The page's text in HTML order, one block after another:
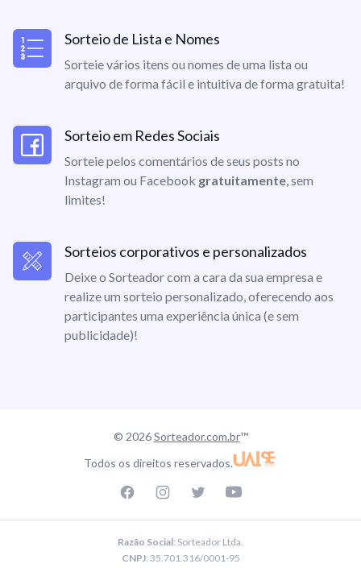
Sorteio de Lista e Nomes
Sorteie vários itens ou nomes de uma lista ou
arquivo de forma fácil e intuitiva de forma gratuita!
Sorteio em Redes Sociais
Sorteie pelos comentários de seus posts no
Instagram ou Facebook gratuitamente, sem
limites!
Sorteios corporativos e personalizados
Deixe o Sorteador com a cara da sua empresa e
realize um sorteio personalizado, oferecendo aos
participantes uma experiência única (e sem
publicidade)!
© 2026Sorteador.com.br™
Todos os direitos reservados.
Razão Social: Sorteador Ltda.
CNPJ: 35.701.316/0001-95